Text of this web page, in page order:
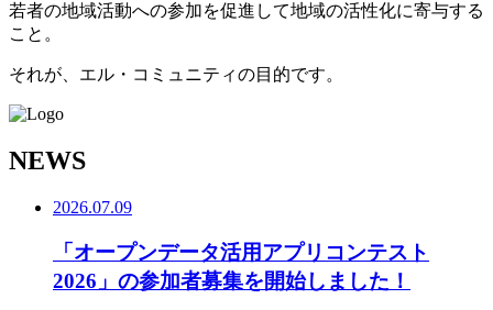
若者の地域活動への参加を促進して地域の活性化に寄与する
こと。
それが、エル・コミュニティの目的です。
NEWS
2026.07.09
「オープンデータ活用アプリコンテスト
2026」の参加者募集を開始しました！